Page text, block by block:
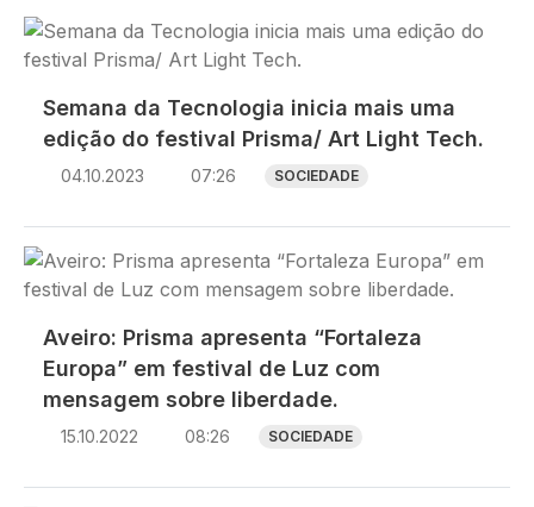
Imagem
Semana da Tecnologia inicia mais uma
edição do festival Prisma/ Art Light Tech.
04.10.2023 07:26 SOCIEDADE
Imagem
Aveiro: Prisma apresenta “Fortaleza
Europa” em festival de Luz com
mensagem sobre liberdade.
15.10.2022 08:26 SOCIEDADE